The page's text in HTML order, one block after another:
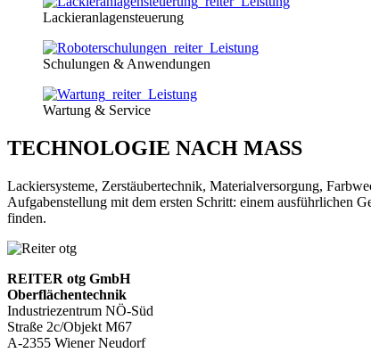
Lackieranlagensteuerung
Schulungen & Anwendungen
Wartung & Service
TECHNOLOGIE NACH MASS
Lackiersysteme, Zerstäubertechnik, Materialversorgung,
Aufgabenstellung mit dem ersten Schritt: einem ausführlichen
finden.
REITER otg GmbH
Oberflächentechnik
Industriezentrum NÖ-Süd
Straße 2c/Objekt M67
A-2355 Wiener Neudorf